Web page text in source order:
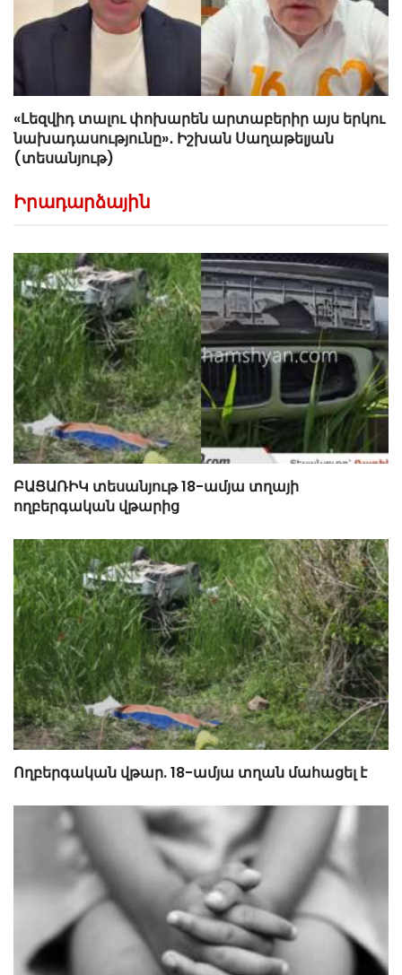
«Լեզվիդ տալու փոխարեն արտաբերիր այս երկու
նախադասությունը»․ Իշխան Սաղաթելյան
(տեսանյութ)
Իրադարձային
ԲԱՑԱՌԻԿ տեսանյութ 18-ամյա տղայի
ողբերգական վթարից
Ողբերգական վթար. 18-ամյա տղան մահացել է